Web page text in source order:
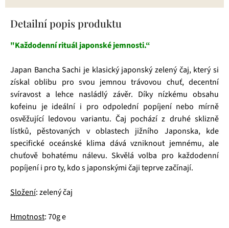
Detailní popis produktu
"Každodenní rituál japonské jemnosti.“
Japan Bancha Sachi je klasický japonský zelený čaj, který si
získal oblibu pro svou jemnou trávovou chuť, decentní
svíravost a lehce nasládlý závěr. Díky nízkému obsahu
kofeinu je ideální i pro odpolední popíjení nebo mírně
osvěžující ledovou variantu. Čaj pochází z druhé sklizně
lístků, pěstovaných v oblastech jižního Japonska, kde
specifické oceánské klima dává vzniknout jemnému, ale
chuťově bohatému nálevu. Skvělá volba pro každodenní
popíjení i pro ty, kdo s japonskými čaji teprve začínají.
Složení: zelený čaj
Hmotnost: 70g e